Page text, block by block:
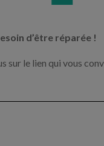
d’être réparée !
sur le lien qui vous